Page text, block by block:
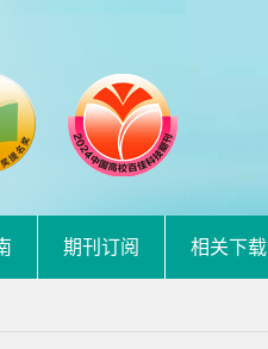
期刊订阅 相关下载